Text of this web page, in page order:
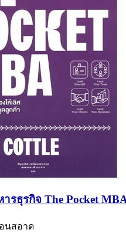
ารธุรกิจ The Pocket
นสอาด